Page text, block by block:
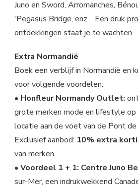
Juno en Sword, Arromanches,
'Pegasus Bridge, enz… Een druk
ontdekkingen staat je te wachten.
Extra Normandië
Boek een verblijf in Normandië en
voor volgende voordelen:
• Honfleur Normandy Outlet:
grote merken mode en lifestyle
locatie aan de voet van de Pont de
Exclusief aanbod: 10% extra
van merken.
• Voordeel 1 + 1: Centre Juno
sur-Mer, een indrukwekkend